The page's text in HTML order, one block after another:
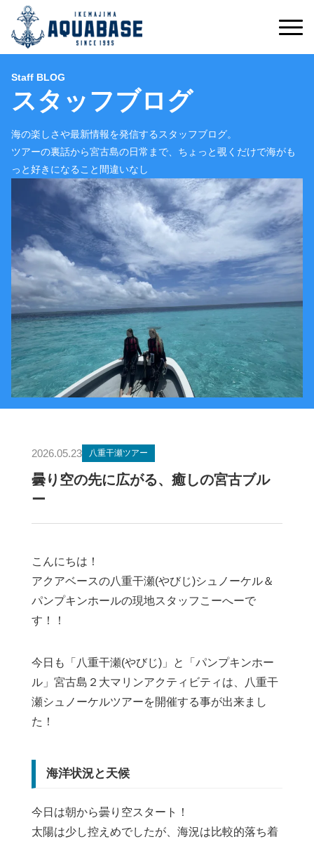
Staff BLOG
スタッフブログ
海の楽しさや最新情報を発信するスタッフブログ。
ツアーの裏話から宮古島の日常まで、ちょっと覗くだけで海がも
っと好きになること間違いなし
2026.05.23 八重干瀬ツアー
曇り空の先に広がる、癒しの宮古ブル
ー
こんにちは！
アクアベースの八重干瀬(やびじ)シュノーケル＆
パンプキンホールの現地スタッフこーへーで
す！！
今日も「八重干瀬(やびじ)」と「パンプキンホー
ル」宮古島２大マリンアクティビティは、八重干
瀬シュノーケルツアーを開催する事が出来まし
た！
海洋状況と天候
今日は朝から曇り空スタート！
太陽は少し控えめでしたが、海況は比較的落ち着